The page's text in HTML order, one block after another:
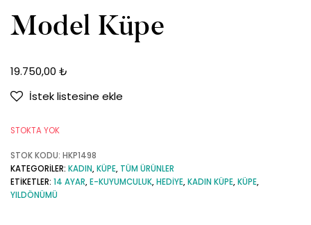
Model Küpe
19.750,00 ₺
İstek listesine ekle
STOKTA YOK
STOK KODU: HKP1498
KATEGORILER: KADIN,KÜPE, TÜM ÜRÜNLER
ETIKETLER: 14 AYAR,E-KUYUMCULUK,HEDIYE,KADIN KÜPE,KÜPE,
YILDÖNÜMÜ